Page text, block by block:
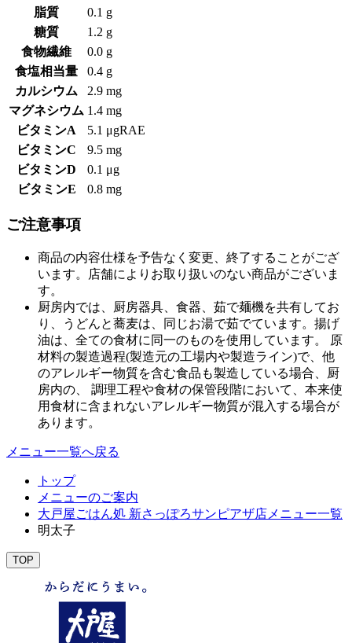
脂質
0.1 g
糖質
1.2 g
食物繊維
0.0 g
食塩相当量
0.4 g
カルシウム
2.9 mg
マグネシウム 1.4 mg
ビタミンA
5.1 μgRAE
ビタミンC
9.5 mg
ビタミンD
0.1 μg
ビタミンE
0.8 mg
ご注意事項
商品の内容仕様を予告なく変更、終了することがござ
います。店舗によりお取り扱いのない商品がございま
す。
厨房内では、厨房器具、食器、茹で麺機を共有してお
り、うどんと蕎麦は、同じお湯で茹でています。揚げ
油は、全ての食材に同一のものを使用しています。 原
材料の製造過程(製造元の工場内や製造ライン)で、他
のアレルギー物質を含む食品も製造している場合、厨
房内の、 調理工程や食材の保管段階において、本来使
用食材に含まれないアレルギー物質が混入する場合が
あります。
メニュー一覧へ戻る
トップ
メニューのご案内
大戸屋ごはん処 新さっぽろサンピアザ店メニュー一覧
明太子
TOP